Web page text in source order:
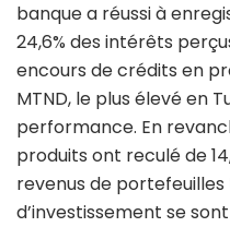
banque a réussi à
24,6% des intérêts
encours de crédits en
MTND, le plus élevé en
performance. En
produits ont reculé de
revenus de
d’investissement se sont